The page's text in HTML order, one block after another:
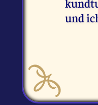
und